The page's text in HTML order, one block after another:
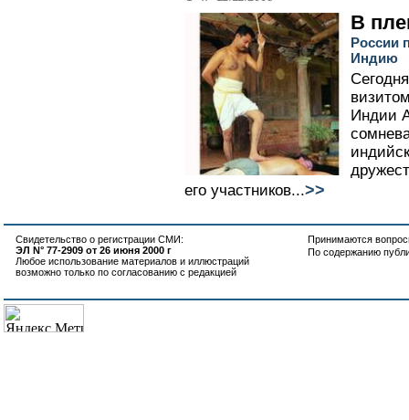
В
России
Индию
Индии
его участников...>>
Свидетельство о регистрации СМИ:
ЭЛ N° 77-2909 от 26 июня 2000 г
Любое использование материалов и иллюстраций
возможно только по согласованию с редакцией
Принимаются
По содержанию